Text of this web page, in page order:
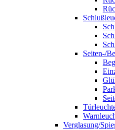
Seiten-/
Verglasung/